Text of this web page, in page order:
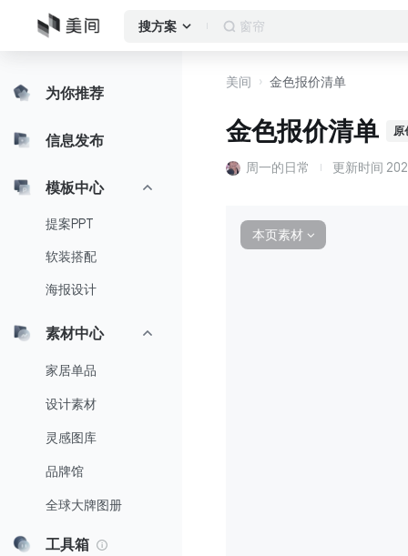
搜方案 作品集
为你推荐
信息发布
模板中心
提案PPT
软装搭配
海报设计
素材中心
家居单品
设计素材
灵感图库
品牌馆
全球大牌图册
工具箱
美间 金色报价清单
金色报价清单 原
周一的日常 更新时间
本页素材 ∨